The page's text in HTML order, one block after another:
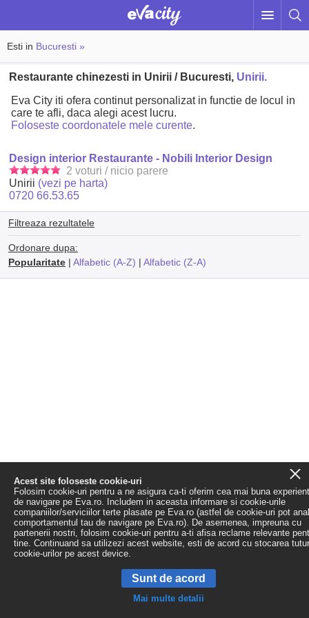
Esti in Bucuresti »
Restaurante chinezesti in Unirii / Bucuresti, Unirii.
Eva City iti ofera continut personalizat in functie de locul in
care te afli, daca alegi acest lucru.
Foloseste coordonatele mele curente.
Design interior Restaurante - Nobili Interior Design
2 voturi / nicio parere
Unirii (vezi pe harta)
0720 66.53.65
Filtreaza rezultatele
Ordonare dupa:
Popularitate| Alfabetic (A-Z) | Alfabetic (Z-A)
Acest site foloseste cookie-uri
Folosim cookie-uri pentru a ne asigura ca-ti oferim cea mai buna
de navigare pe Eva.ro. Includem in aceasta informare si cookie-urile
companiilor/serviciilor terte plasate pe Eva.ro (astfel de cookie-uri pot
comportamentul tau de navigare pe Eva.ro). De asemenea, impreuna cu
partenerii nostri, folosim cookie-uri pentru a-ti afisa reclame relevante
tine. Continuand sa utilizezi acest website, esti de acord cu stocarea
cookie-urilor pe acest device.
Sunt de acord
Mai multe detalii